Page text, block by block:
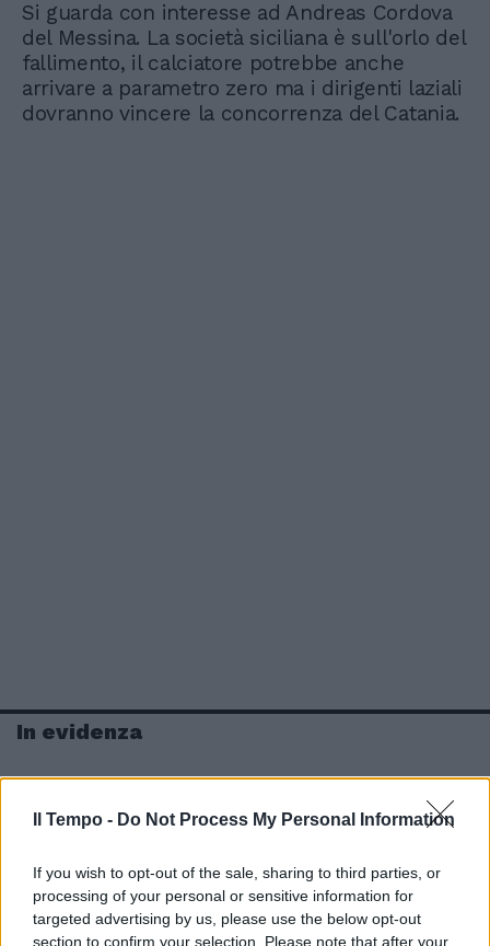
Il Tempo - Do Not Process My Personal Information
If you wish to opt-out of the sale, sharing to third parties, or
processing of your personal or sensitive information for
targeted advertising by us, please use the below opt-out
section to confirm your selection. Please note that after your
Si guarda con interesse ad Andreas Cordova
del Messina. La società siciliana è sull'orlo del
fallimento, il calciatore potrebbe anche
arrivare a parametro zero ma i dirigenti laziali
dovranno vincere la concorrenza del Catania.
In evidenza